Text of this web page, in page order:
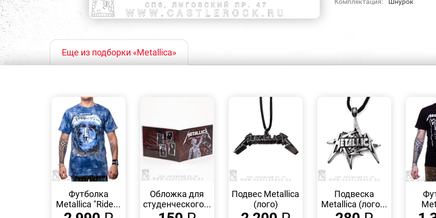
Еще из подборки «Metallica»
ПРОСМОТР
Футболка
Metallica "Ride...
Обложка для
студенческого...
ПРОСМОТР
Подвес Metallica
(лого)
Подвеска
Metallica (лого...